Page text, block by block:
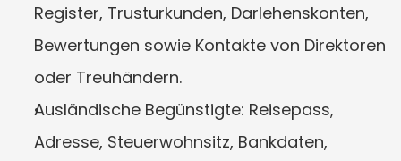
Register, Trusturkunden, Darlehenskonten,
Bewertungen sowie Kontakte von Direktoren
oder Treuhändern.
Ausländische Begünstigte: Reisepass,
Adresse, Steuerwohnsitz, Bankdaten,